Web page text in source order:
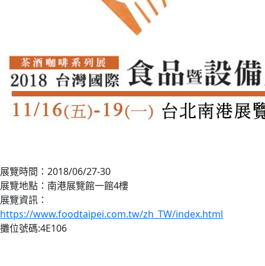
展覽時間：2018/06/27-30
展覽地點：南港展覽館一館4樓
展覽資訊：
https://www.foodtaipei.com.tw/zh_TW/index.html
攤位號碼:4E106